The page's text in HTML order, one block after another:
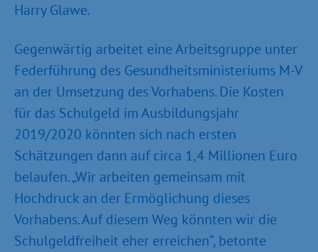
Harry Glawe.
Gegenwärtig arbeitet eine Arbeitsgruppe unter
Federführung des Gesundheitsministeriums M-V
an der Umsetzung des Vorhabens. Die Kosten
für das Schulgeld im Ausbildungsjahr
2019/2020 könnten sich nach ersten
Schätzungen dann auf circa 1,4 Millionen Euro
belaufen. „Wir arbeiten gemeinsam mit
Hochdruck an der Ermöglichung dieses
Vorhabens. Auf diesem Weg könnten wir die
Schulgeldfreiheit eher erreichen“, betonte